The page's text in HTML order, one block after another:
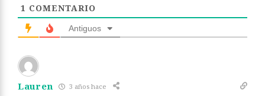
1 COMENTARIO
Antiguos
Lauren 3 años hace